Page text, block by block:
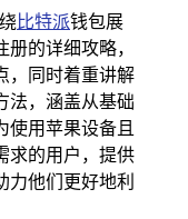
比特派钱包展
的详细攻略，
，同时着重讲解
法，涵盖从基础
使用苹果设备且
求的用户，提供
力他们更好地利